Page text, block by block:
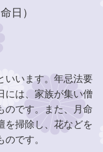
日）
いいます。年忌法要
には、家族が集い僧
のです。また、月命
を掃除し、花などを
です。